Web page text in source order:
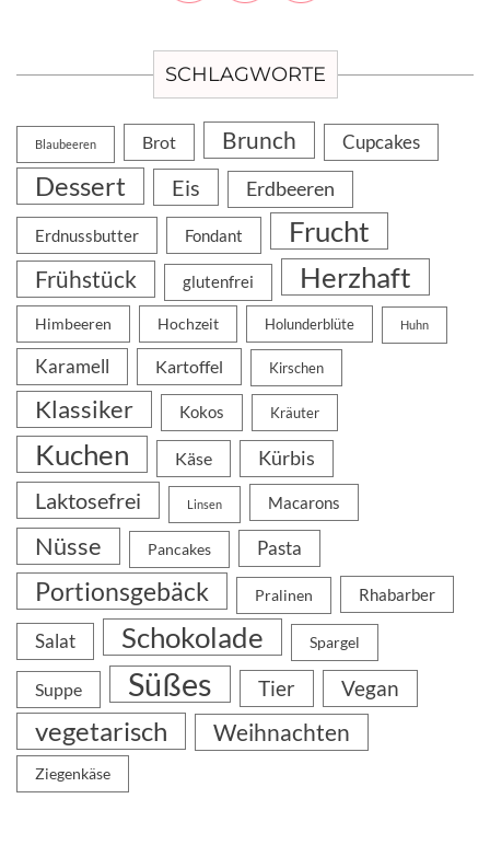
SCHLAGWORTE
Blaubeeren Brot Brunch Cupcakes
Dessert Eis Erdbeeren
Erdnussbutter Fondant Frucht
Frühstück glutenfrei Herzhaft
Himbeeren Hochzeit Holunderblüte Huhn
Karamell Kartoffel Kirschen
Klassiker Kokos Kräuter
Kuchen Käse Kürbis
Laktosefrei Linsen Macarons
Nüsse Pancakes Pasta
Portionsgebäck Pralinen Rhabarber
Salat Schokolade Spargel
Suppe Süßes Tier Vegan
vegetarisch Weihnachten
Ziegenkäse